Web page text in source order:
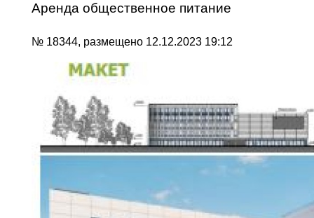
Аренда общественное питание
№ 18344, размещено 12.12.2023 19:12